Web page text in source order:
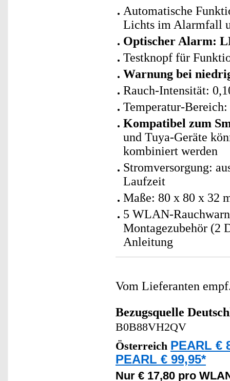
Automatische
Lichts im Alarmfall
Optischer Alarm:
Testknopf für
Warnung bei
Rauch-Intensität:
Temperatur-
Kompatibel zum
und Tuya-Geräte
kombiniert werden
Stromversorgung:
Laufzeit
Maße: 80 x 80 x 32
5 WLAN-
Montagezubehör (2
Anleitung
Vom Lieferanten
Bezugsquelle
B0B88VH2QV
Österreich PEARL €
PEARL € 99,95*
Nur € 17,80 pro